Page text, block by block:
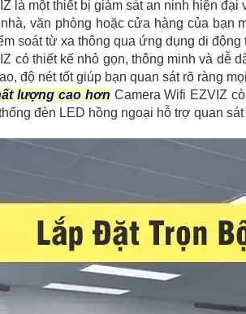
là một thiết bị giám sát an ninh hiện
văn phòng hoặc cửa hàng của bạn
soát từ xa thông qua ứng dụng di động
có thiết kế nhỏ gọn, thông minh và dễ
độ nét tốt giúp bạn quan sát rõ ràng
lượng cao hơn Camera Wifi EZVIZ
đèn LED hồng ngoại hỗ trợ quan